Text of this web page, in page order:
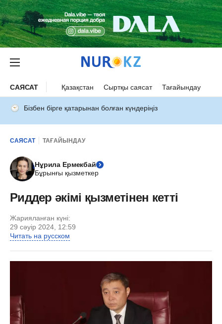
САЯСАТ Қазақстан Сыртқы саясат Тағайындау
Бізбен бірге қатарынан болған күндеріңіз
САЯСАТ ТАҒАЙЫНДАУ
Нұрила Ермекбай
Бұрынғы қызметкер
Риддер әкімі қызметінен кетті
Жарияланған күні:
29 сәуір 2024, 12:59
Читать на русском